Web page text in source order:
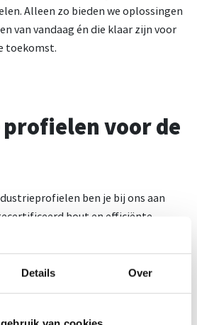
Details Over
Alleen zo bieden we oplossingen
van vandaag én die klaar zijn voor
toekomst.
profielen voor de
ben je bij ons aan
hout en efficiënte
jij gegarandeerd van een
uitgebreide ervaring,
machines en productiecapaciteit,
partner voor bedrijven die